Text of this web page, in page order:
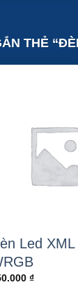
THẺ
Led XML
₫